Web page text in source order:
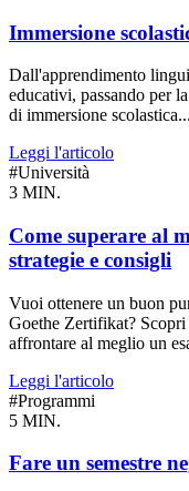
Immersione
Dall'apprendimento
educativi, passando per
di immersione scolastica...
Leggi l'articolo
#Università
3 MIN.
Come superare al
strategie e consigli
Vuoi ottenere un buon
Goethe Zertifikat? Scopri
affrontare al meglio un
Leggi l'articolo
#Programmi
5 MIN.
Fare un semestre